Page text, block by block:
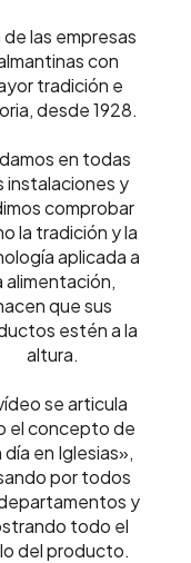
de las empresas
con
tradición e
desde 1928.
en todas
instalaciones y
comprobar
la tradición y la
aplicada a
alimentación,
que sus
estén a la
altura.
se articula
el concepto de
día en Iglesias»,
por todos
y
todo el
del producto.